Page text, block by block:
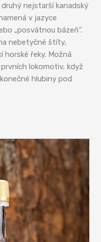
nejstarší kanadský
v jazyce
„posvátnou bázeň“.
nebetyčné štíty,
řeky. Možná
lokomotiv, když
hlubiny pod